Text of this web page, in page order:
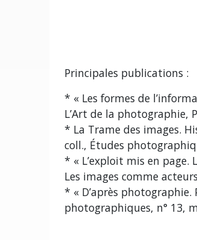
Principales publications :
* « Les formes de
L’Art de la photographie,
* La Trame des images.
coll., Études
* « L’exploit mis en page.
Les images comme
* « D’après
photographiques, n° 13,